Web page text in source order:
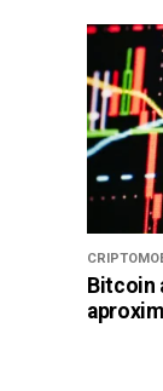
Bitcoin